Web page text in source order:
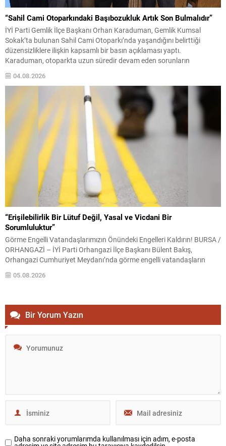
“Sahil Cami Otoparkındaki Başıbozukluk Artık Son Bulmalıdır”
İYİ Parti Gemlik İlçe Başkanı Orhan Karaduman, Gemlik Kumsal
Sokak’ta bulunan Sahil Cami Otoparkı’nda yaşandığını belirttiği
düzensizliklere ilişkin kapsamlı bir basın açıklaması yaptı.
Karaduman, otoparkta uzun süredir devam eden sorunların
Gemlik Belediyesi’ni kalıcı çözümler üretmeye davet etti. Gemlik’in en
yoğun bölgelerinden biri olan Kumsal...
04.08.2026
“Erişilebilirlik Bir Lütuf Değil, Yasal ve Vicdani Bir
Sorumluluktur”
Görme Engelli Vatandaşlarımızın Önündeki Engelleri Kaldırın! BURSA /
ORHANGAZİ – İYİ Parti Orhangazi İlçe Başkanı Bülent Bakış,
Orhangazi Cumhuriyet Meydanı’nda görme engelli vatandaşların
kullandığı hissedilebilir yürüme yolunun ortasında bulunan direğe sert
tepki göstererek, belediyeleri ve yetkilileri göreve çağırdı. Görme engelli
05.08.2026
Bir Yorum Yazın
Daha sonraki yorumlarımda kullanılması için adım, e-posta